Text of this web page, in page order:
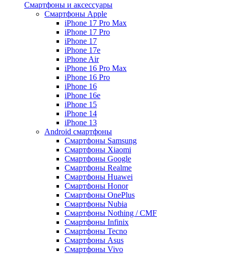
Смартфоны и аксессуары
Смартфоны Apple
iPhone 17 Pro Max
iPhone 17 Pro
iPhone 17
iPhone 17e
iPhone Air
iPhone 16 Pro Max
iPhone 16 Pro
iPhone 16
iPhone 16e
iPhone 15
iPhone 14
iPhone 13
Android cмартфоны
Смартфоны Samsung
Смартфоны Xiaomi
Смартфоны Google
Смартфоны Realme
Смартфоны Huawei
Смартфоны Honor
Смартфоны OnePlus
Смартфоны Nubia
Смартфоны Nothing / CMF
Смартфоны Infinix
Смартфоны Tecno
Смартфоны Asus
Смартфоны Vivo